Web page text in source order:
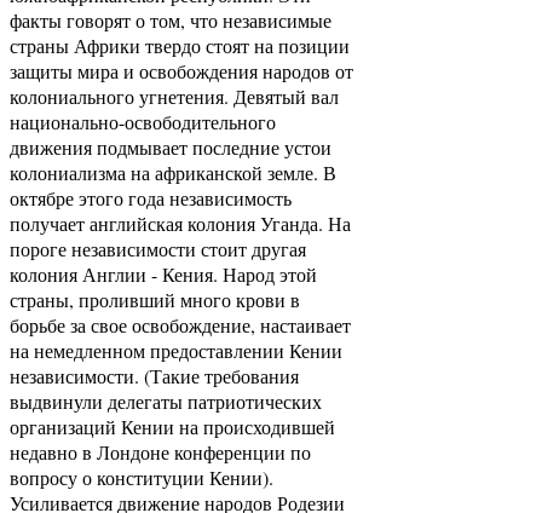
факты говорят о том, что независимые
страны Африки твердо стоят на позиции
защиты мира и освобождения народов от
колониального угнетения. Девятый вал
национально-освободительного
движения подмывает последние устои
колониализма на африканской земле. В
октябре этого года независимость
получает английская колония Уганда. На
пороге независимости стоит другая
колония Англии - Кения. Народ этой
страны, проливший много крови в
борьбе за свое освобождение, настаивает
на немедленном предоставлении Кении
независимости. (Такие требования
выдвинули делегаты патриотических
организаций Кении на происходившей
недавно в Лондоне конференции по
вопросу о конституции Кении).
Усиливается движение народов Родезии